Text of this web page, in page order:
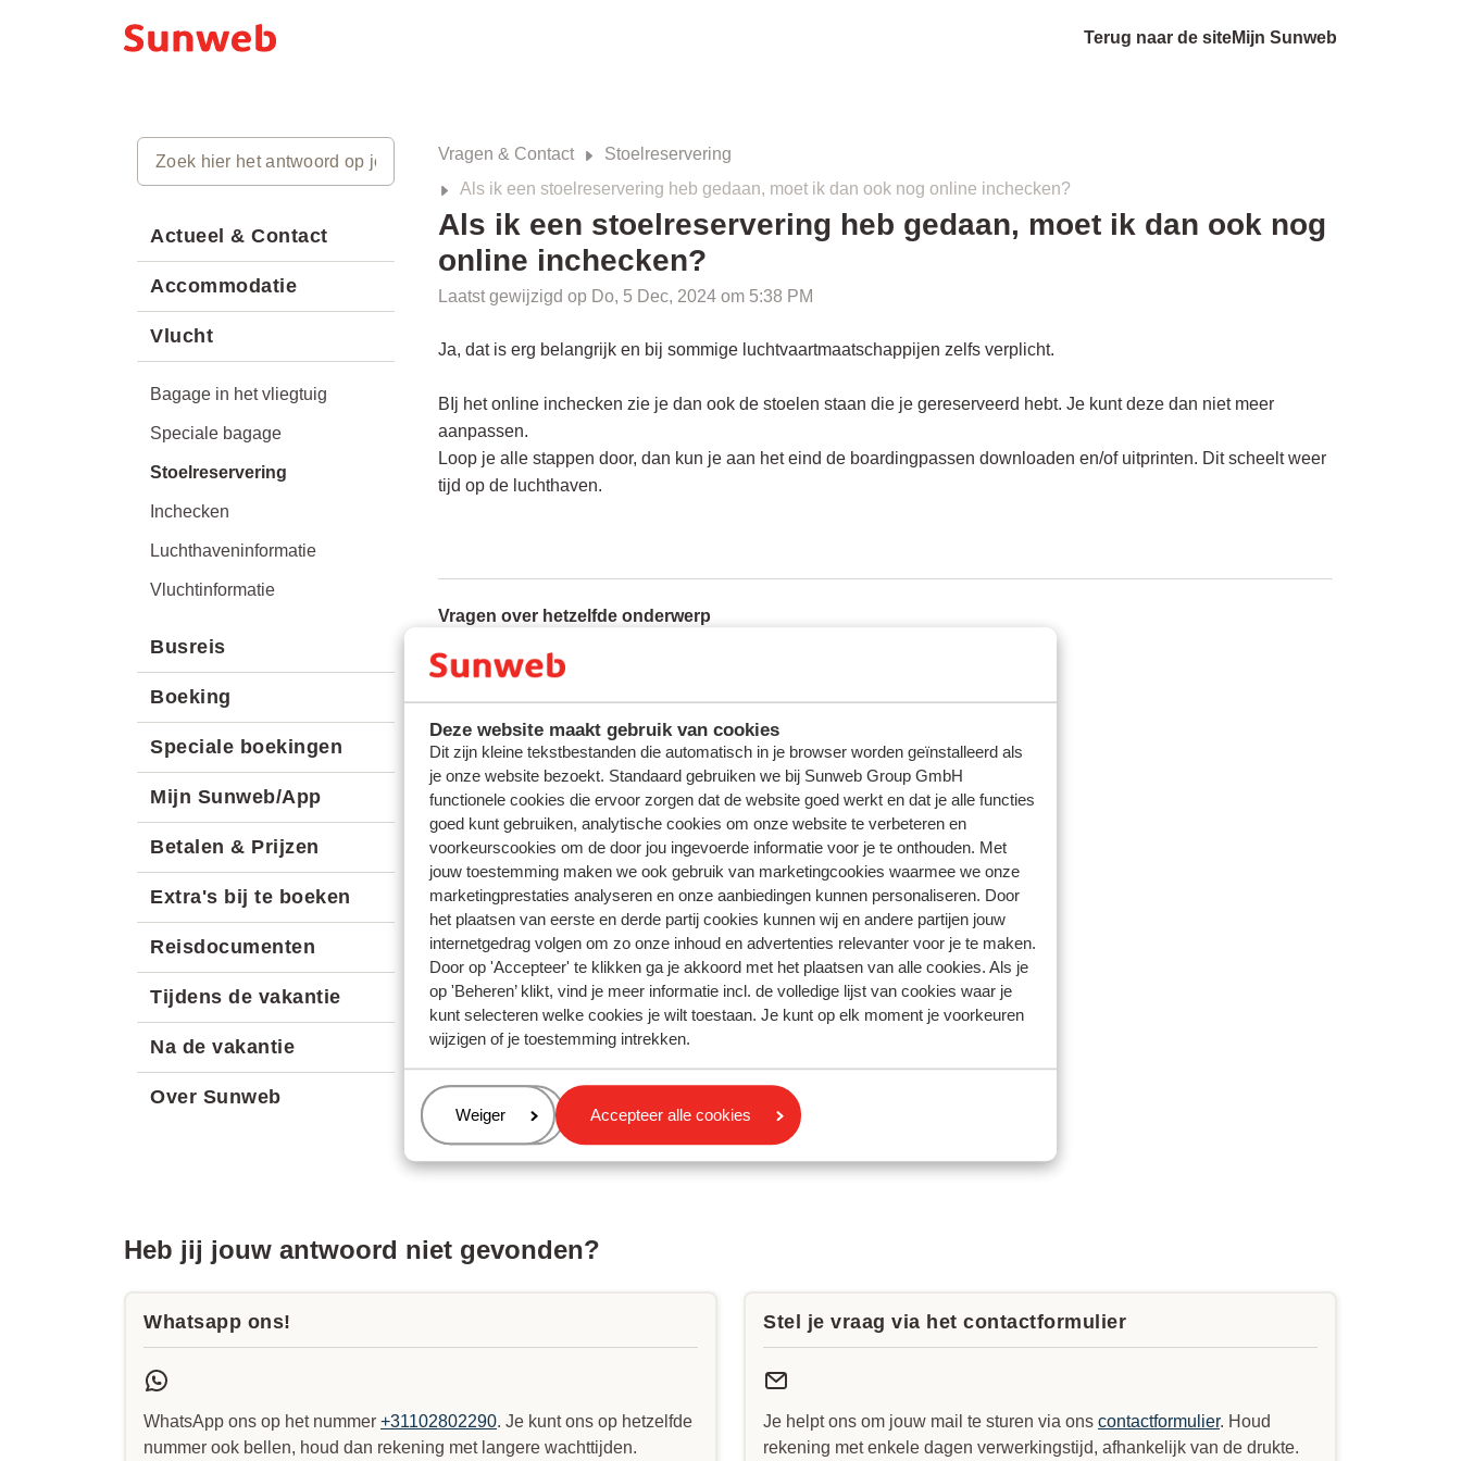
Deze website maakt gebruik van cookies
Dit zijn kleine tekstbestanden die automatisch in je browser worden geïnstalleerd als
je onze website bezoekt. Standaard gebruiken we bij Sunweb Group GmbH
functionele cookies die ervoor zorgen dat de website goed werkt en dat je alle functies
goed kunt gebruiken, analytische cookies om onze website te verbeteren en
voorkeurscookies om de door jou ingevoerde informatie voor je te onthouden. Met
jouw toestemming maken we ook gebruik van marketingcookies waarmee we onze
marketingprestaties analyseren en onze aanbiedingen kunnen personaliseren. Door
het plaatsen van eerste en derde partij cookies kunnen wij en andere partijen jouw
internetgedrag volgen om zo onze inhoud en advertenties relevanter voor je te maken.
Door op 'Accepteer' te klikken ga je akkoord met het plaatsen van alle cookies. Als je
op 'Beheren’ klikt, vind je meer informatie incl. de volledige lijst van cookies waar je
kunt selecteren welke cookies je wilt toestaan. Je kunt op elk moment je voorkeuren
wijzigen of je toestemming intrekken.
Beheren
Weiger Accepteer alle cookies
Terug naar de siteMijn Sunweb
Actueel & Contact
Accommodatie
Vlucht
Bagage in het vliegtuig
Speciale bagage
Stoelreservering
Inchecken
Luchthaveninformatie
Vluchtinformatie
Busreis
Boeking
Speciale boekingen
Mijn Sunweb/App
Betalen & Prijzen
Extra's bij te boeken
Reisdocumenten
Tijdens de vakantie
Na de vakantie
Over Sunweb
Vragen & Contact
Stoelreservering
Als ik een stoelreservering heb gedaan, moet ik dan ook nog online inchecken?
Als ik een stoelreservering heb gedaan, moet ik dan ook nog
online inchecken?
Laatst gewijzigd op Do, 5 Dec, 2024 om 5:38 PM
Ja, dat is erg belangrijk en bij sommige luchtvaartmaatschappijen zelfs verplicht.
BIj het online inchecken zie je dan ook de stoelen staan die je gereserveerd hebt. Je kunt deze dan niet meer
aanpassen.
Loop je alle stappen door, dan kun je aan het eind de boardingpassen downloaden en/of uitprinten. Dit scheelt weer
tijd op de luchthaven.
Vragen over hetzelfde onderwerp
Transavia - hoe kan ik een stoel reserveren?
Air Cairo - hoe kan ik een stoel reserveren?
Gerelateerde vragen
Transavia - hoe kan ik een stoel reserveren?
Ryanair - hoe kan ik een stoel reserveren?
Ryanair - hoe kan ik online inchecken?
EasyJet - hoe kan ik een stoel reserveren?
Heb jij jouw antwoord niet gevonden?
Whatsapp ons!
WhatsApp ons op het nummer +31102802290. Je kunt ons op hetzelfde
nummer ook bellen, houd dan rekening met langere wachttijden.
Stel je vraag via het contactformulier
Je helpt ons om jouw mail te sturen via ons contactformulier. Houd
rekening met enkele dagen verwerkingstijd, afhankelijk van de drukte.